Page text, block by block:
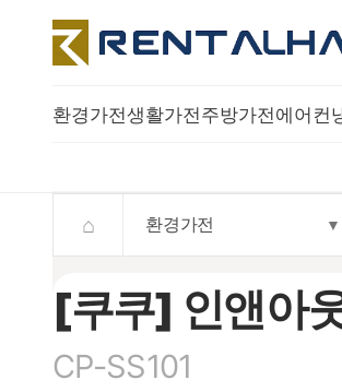
환경가전생활가전주방가전에어컨
⌂ 환경가전 ▼
[쿠쿠] 인앤아
CP-SS101